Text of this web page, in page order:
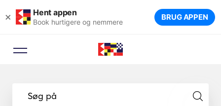
× Hent appen
Book hurtigere og nemmere BRUG APPEN
Søg på